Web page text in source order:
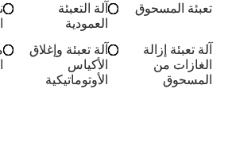
تعبئة المسحوق
آلة التعبئة
العمودية
آلة تعبئة إزالة
الغازات من
المسحوق
آلة تعبئة وإغلاق
الأكياس
الأوتوماتيكية